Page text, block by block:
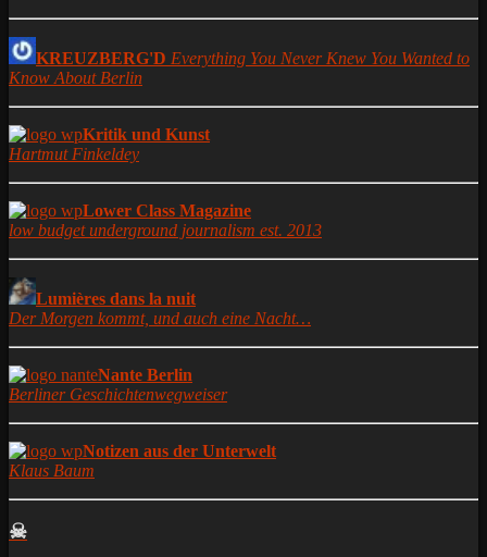
KREUZBERG'D Everything You Never Knew You Wanted to
Know About Berlin
Kritik und Kunst
Hartmut Finkeldey
Lower Class Magazine
low budget underground journalism est. 2013
Lumières dans la nuit
Der Morgen kommt, und auch eine Nacht…
Nante Berlin
Berliner Geschichtenwegweiser
Notizen aus der Unterwelt
Klaus Baum
☠